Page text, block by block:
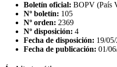
Boletín oficial: BOPV (País
Nº boletín: 105
Nº orden: 2369
Nº disposición: 4
Fecha de disposición: 19/
Fecha de publicación: 01/